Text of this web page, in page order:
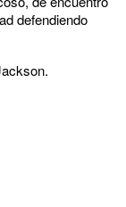
defendiendo